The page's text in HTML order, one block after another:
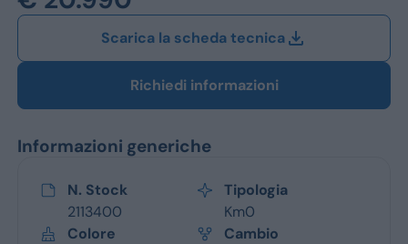
Scarica la scheda tecnica
Richiedi informazioni
Informazioni generiche
N. Stock
2113400
Tipologia
Km0
Colore
Cambio